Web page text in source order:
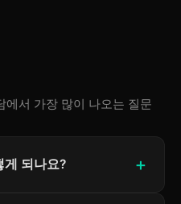
에서 가장 많이 나오는 질문
게 되나요?